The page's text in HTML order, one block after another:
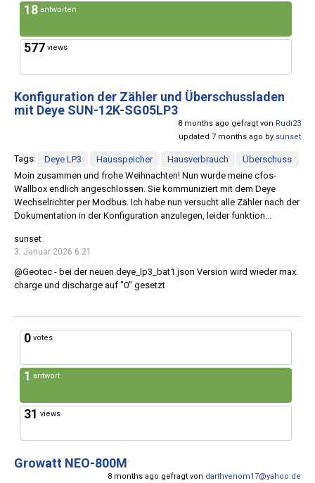
18 antworten
577 views
Konfiguration der Zähler und Überschussladen
mit Deye SUN-12K-SG05LP3
8 months ago gefragt von Rudi23
updated 7 months ago by sunset
Tags: Deye LP3 Hausspeicher Hausverbrauch
Überschuss
Moin zusammen und frohe Weihnachten! Nun wurde meine cfos-
Wallbox endlich angeschlossen. Sie kommuniziert mit dem Deye
Wechselrichter per Modbus. Ich habe nun versucht alle Zähler nach der
Dokumentation in der Konfiguration anzulegen, leider funktion...
sunset
3. Januar 2026 6:21
@Geotec - bei der neuen deye_lp3_bat1.json Version wird wieder max.
charge und discharge auf "0" gesetzt
0 votes
1 antwort
31 views
Growatt NEO-800M
8 months ago gefragt von darthvenom17@yahoo.de